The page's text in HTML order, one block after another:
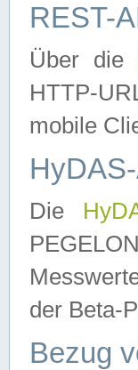
REST-
Über die
HTTP-
mobile
Die
der Beta-
Bezug